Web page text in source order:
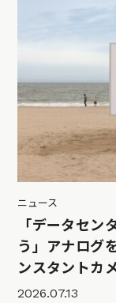
ニュース
「データセン
う」アナログ
ンスタントカ
2026.07.13